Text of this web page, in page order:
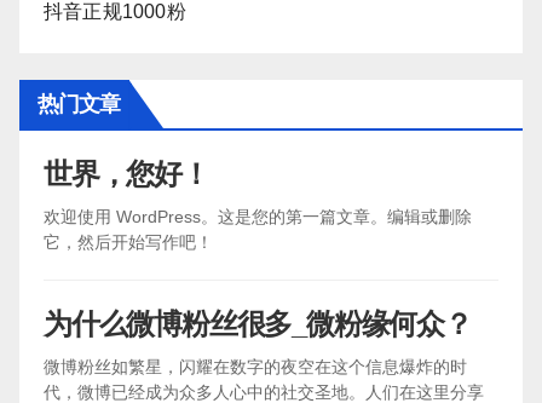
抖音正规1000粉
热门文章
世界，您好！
欢迎使用 WordPress。这是您的第一篇文章。编辑或删除
它，然后开始写作吧！
为什么微博粉丝很多_微粉缘何众？
微博粉丝如繁星，闪耀在数字的夜空在这个信息爆炸的时
代，微博已经成为众多人心中的社交圣地。人们在这里分享